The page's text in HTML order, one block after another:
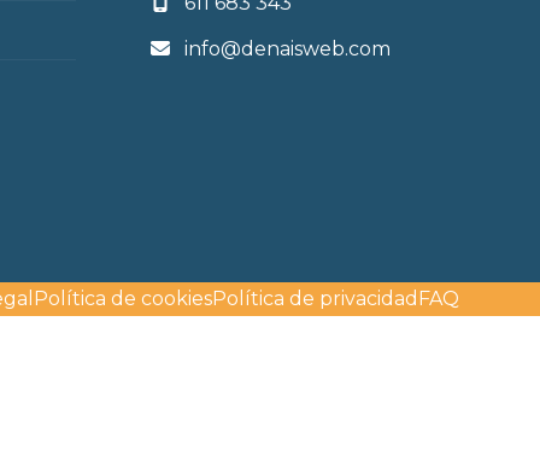
info@denaisweb.com
Política de cookiesPolítica de privacidad FAQ